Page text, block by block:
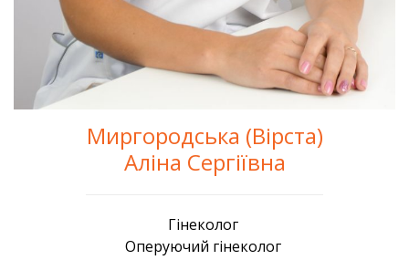
Миргородська (Вірста)
Аліна Сергіївна